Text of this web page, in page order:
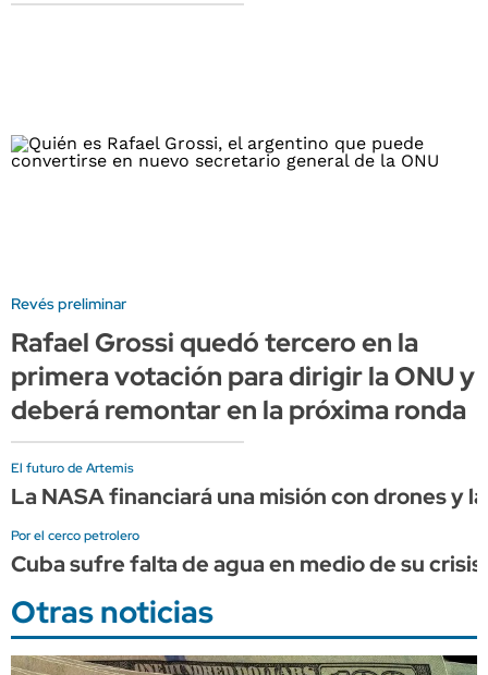
Revés preliminar
Rafael Grossi quedó tercero en la
primera votación para dirigir la ONU y
deberá remontar en la próxima ronda
El futuro de Artemis
La NASA financiará una misión con drones y
Por el cerco petrolero
Cuba sufre falta de agua en medio de su
Otras noticias